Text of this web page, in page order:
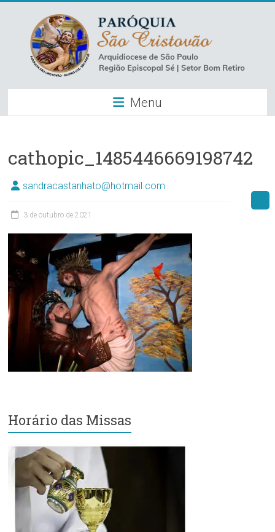
content
Paróquia
São
–
Luz
de
São
Paulo
Região
Episcopal
Sé
–
Setor
Menu
cathopic_1485446669198742
sandracastanhato@hotmail.com
3 de outubro de 2021
Horário das Missas